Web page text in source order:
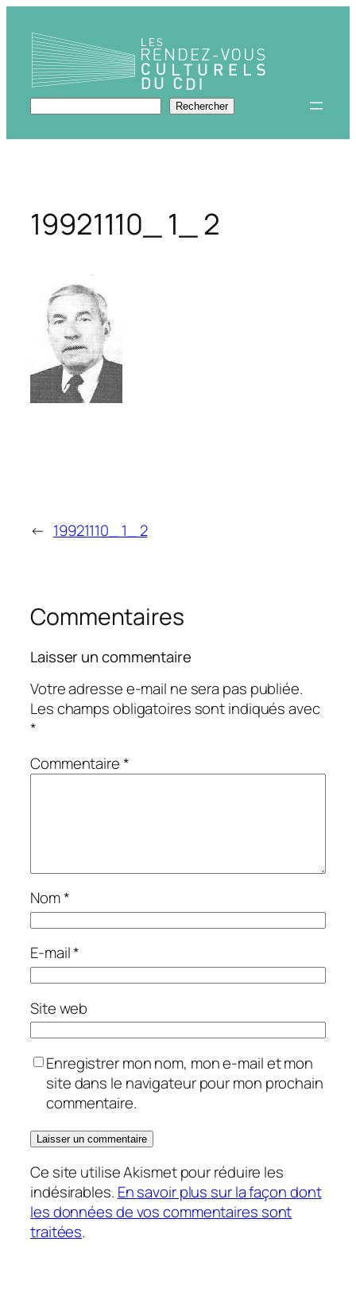
contenu
Rechercher Rechercher
19921110_ 1_ 2
← 19921110_ 1_ 2
Commentaires
Laisser un commentaire
Votre adresse e-mail ne sera pas publiée.
Les champs obligatoires sont indiqués avec
*
Commentaire*
Nom*
E-mail*
Site web
Enregistrer mon nom, mon e-mail et mon
site dans le navigateur pour mon prochain
commentaire.
Ce site utilise Akismet pour réduire les
indésirables. En savoir plus sur la façon dont
les données de vos commentaires sont
traitées.